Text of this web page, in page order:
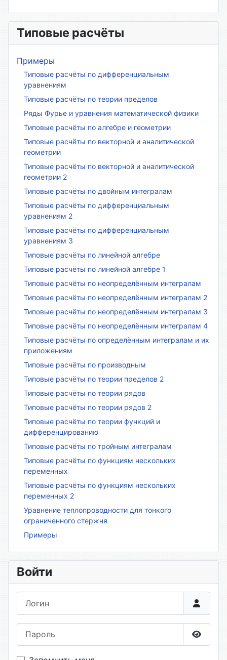
Типовые расчёты
Примеры
Типовые расчёты по дифференциальным
уравнениям
Типовые расчёты по теории пределов
Ряды Фурье и уравнения математической физики
Типовые расчёты по алгебре и геометрии
Типовые расчёты по векторной и аналитической
геометрии
Типовые расчёты по векторной и аналитической
геометрии 2
Типовые расчёты по двойным интегралам
Типовые расчёты по дифференциальным
уравнениям 2
Типовые расчёты по дифференциальным
уравнениям 3
Типовые расчёты по линейной алгебре
Типовые расчёты по линейной алгебре 1
Типовые расчёты по неопределённым интегралам
Типовые расчёты по неопределённым интегралам 2
Типовые расчёты по неопределённым интегралам 3
Типовые расчёты по неопределённым интегралам 4
Типовые расчёты по определённым интегралам и их
приложениям
Типовые расчёты по производным
Типовые расчёты по теории пределов 2
Типовые расчёты по теории рядов
Типовые расчёты по теории рядов 2
Типовые расчёты по теории функций и
дифференцированию
Типовые расчёты по тройным интегралам
Типовые расчёты по функциям нескольких
переменных
Типовые расчёты по функциям нескольких
переменных 2
Уравнение теплопроводности для тонкого
ограниченного стержня
Примеры
Войти